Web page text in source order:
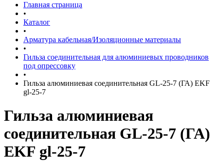
Главная страница
•
Каталог
•
Арматура кабельная/Изоляционные материалы
•
Гильза соединительная для алюминиевых проводников
под опрессовку
•
Гильза алюминиевая соединительная GL-25-7 (ГА) EKF
gl-25-7
Гильза алюминиевая
соединительная GL-25-7 (ГА)
EKF gl-25-7